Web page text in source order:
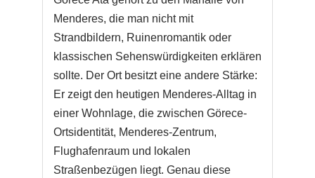
Menderes, die man nicht mit
Strandbildern, Ruinenromantik oder
klassischen Sehenswürdigkeiten erklären
sollte. Der Ort besitzt eine andere Stärke:
Er zeigt den heutigen Menderes-Alltag in
einer Wohnlage, die zwischen Görece-
Ortsidentität, Menderes-Zentrum,
Flughafenraum und lokalen
Straßenbezügen liegt. Genau diese